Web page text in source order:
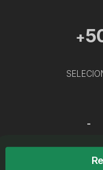
+
-